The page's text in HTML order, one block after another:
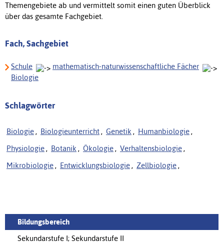
Themengebiete ab und vermittelt somit einen guten Überblick
über das gesamte Fachgebiet.
Fach, Sachgebiet
Schule
mathematisch-naturwissenschaftliche Fächer
Biologie
Schlagwörter
Biologie , Biologieunterricht , Genetik , Humanbiologie ,
Physiologie , Botanik , Ökologie , Verhaltensbiologie ,
Mikrobiologie , Entwicklungsbiologie , Zellbiologie ,
Bildungsbereich
Sekundarstufe I; Sekundarstufe II